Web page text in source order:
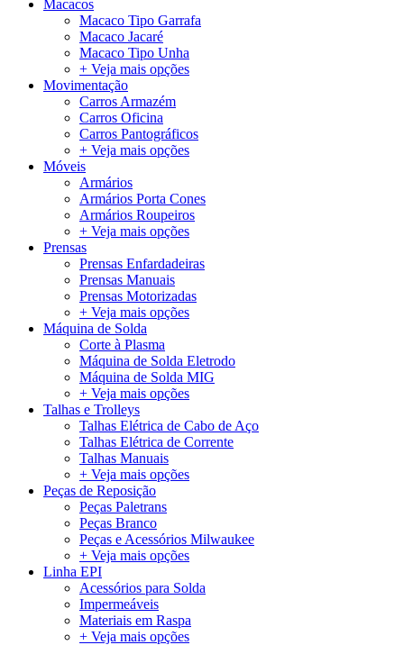
Macacos
Macaco Tipo Garrafa
Macaco Jacaré
Macaco Tipo Unha
+ Veja mais opções
Movimentação
Carros Armazém
Carros Oficina
Carros Pantográficos
+ Veja mais opções
Móveis
Armários
Armários Porta Cones
Armários Roupeiros
+ Veja mais opções
Prensas
Prensas Enfardadeiras
Prensas Manuais
Prensas Motorizadas
+ Veja mais opções
Máquina de Solda
Corte à Plasma
Máquina de Solda Eletrodo
Máquina de Solda MIG
+ Veja mais opções
Talhas e Trolleys
Talhas Elétrica de Cabo de Aço
Talhas Elétrica de Corrente
Talhas Manuais
+ Veja mais opções
Peças de Reposição
Peças Paletrans
Peças Branco
Peças e Acessórios Milwaukee
+ Veja mais opções
Linha EPI
Acessórios para Solda
Impermeáveis
Materiais em Raspa
+ Veja mais opções